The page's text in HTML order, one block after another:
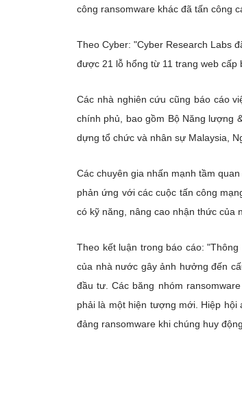
công ransomware khác đã tấn công
Theo Cyber: "Cyber Research Labs
được 21 lỗ hổng từ 11 trang web cấp
Các nhà nghiên cứu cũng báo cáo
chính phủ, bao gồm Bộ Năng lượng
dựng tổ chức và nhân sự Malaysia,
Các chuyên gia nhấn mạnh tầm
phản ứng với các cuộc tấn công
có kỹ năng, nâng cao nhận thức của
Theo kết luận trong báo cáo:
của nhà nước gây ảnh hưởng đến
đầu tư. Các băng nhóm
phải là một hiện tượng mới. Hiệp hội
đảng ransomware khi chúng huy